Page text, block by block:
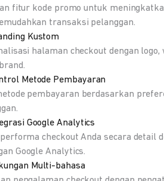
fitur kode promo untuk
transaksi pelanggan.
Kustom
halaman checkout dengan logo,
Metode Pembayaran
pembayaran berdasarkan
Google Analytics
checkout Anda secara detail
Google Analytics.
Multi-bahasa